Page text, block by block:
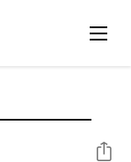
分享